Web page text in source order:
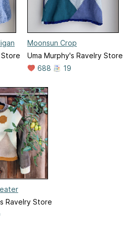
Store
Moonsun Crop
Uma Murphy's Ravelry Store
688
19
Ravelry Store